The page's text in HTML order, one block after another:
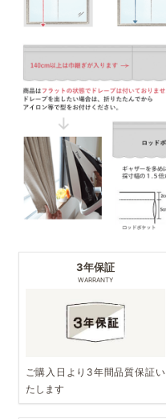
3年保証
WARRANTY
ご購入日より3年間品質保証い
たします